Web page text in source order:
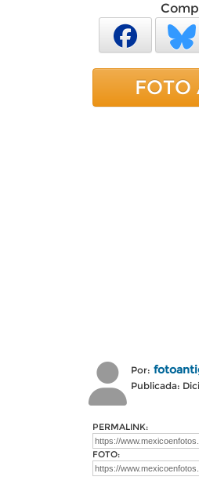
FOTO
Por:
Publicada:
PERMALINK:
FOTO: